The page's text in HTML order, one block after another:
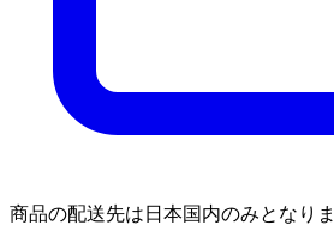
商品の配送先は日本国内のみとなりま